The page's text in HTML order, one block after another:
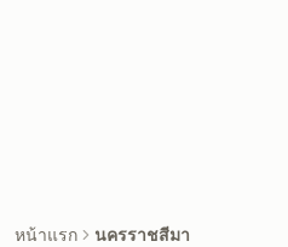
หน้าแรก นครราชสีมา